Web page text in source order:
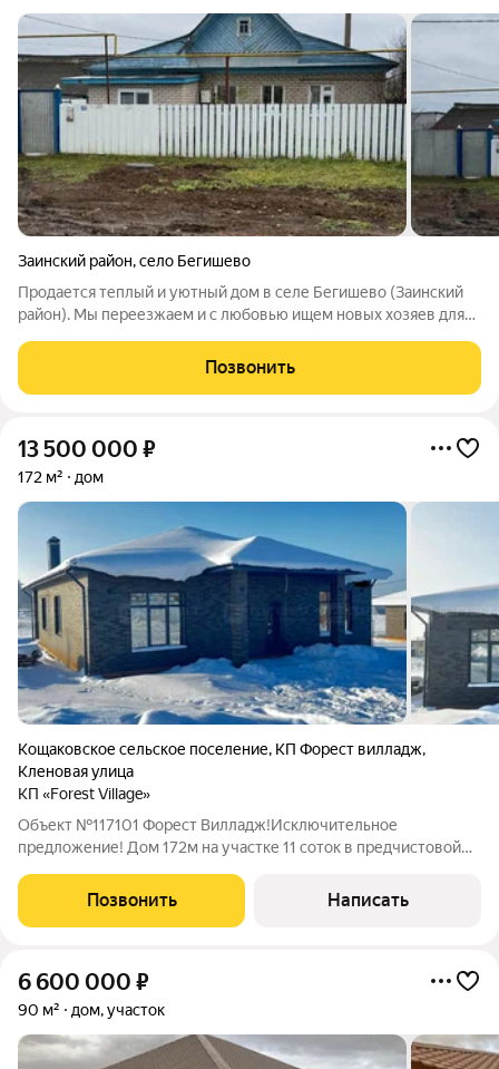
Заинский район,село Бегишево
Продается теплый и уютный дом в селе Бегишево (Заинский
район). Мы переезжаем и с любовью ищем новых хозяев для
важно, чтобы вы это почувствовали. Что внутри: Дом светлый,
теплый и очень
Позвонить
13 500 000 ₽
172 м² дом
Кощаковское сельское поселение, КП Форест вилладж,
Кленовая улица
КП «Forest Village»
Объект №117101 Форест Вилладж!Исключительное
предложение! Дом 172м на участке 11 соток в предчистовой
просторная кухня-студия, огромная терраса. Удобное
расположение всего 10 минут до
Позвонить Написать
6 600 000 ₽
90 м² дом, участок